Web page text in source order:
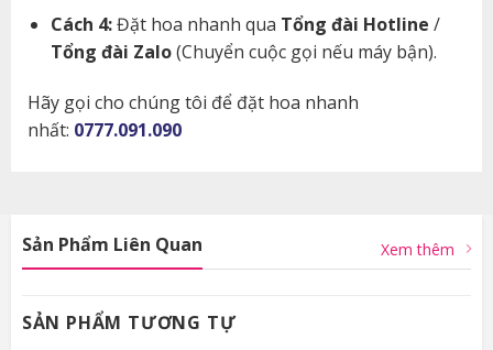
Cách 4:Đặt hoa nhanh qua Tổng đài Hotline /
Tổng đài Zalo(Chuyển cuộc gọi nếu máy bận).
Hãy gọi cho chúng tôi để đặt hoa nhanh
nhất: 0777.091.090
Sản Phẩm Liên Quan Xem thêm
SẢN PHẨM TƯƠNG TỰ